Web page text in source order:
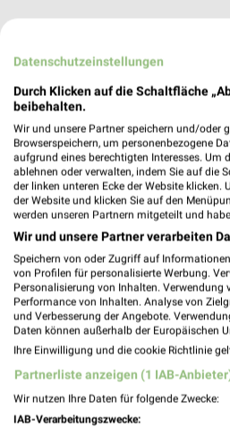
BayWa AG
83224
531,38 km
Datenschutzeinstellungen
Durch Klicken auf die Schaltfläche
beibehalten.
Wir und unsere Partner speichern und/oder
Browserspeichern, um personenbezogene
aufgrund eines berechtigten Interesses. Um
ablehnen oder verwalten, indem Sie auf die
der linken unteren Ecke der Website
der Website und klicken Sie auf den
werden unseren Partnern mitgeteilt und
Wir und unsere Partner verarbeiten
Speichern von oder Zugriff auf
von Profilen für personalisierte Werbung.
Personalisierung von Inhalten. Verwendung
Performance von Inhalten. Analyse von
und Verbesserung der Angebote.
Daten können außerhalb der Europäischen
Ihre Einwilligung und die cookie Richtlinie
Partnerliste anzeigen (1 IAB-
Wir nutzen Ihre Daten für folgende Zwecke:
IAB-Verarbeitungszwecke: